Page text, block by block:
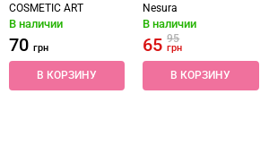
COSMETIC ART
В наличии
70 грн
В КОРЗИНУ
Nesura
В наличии
6595
грн
В КОРЗИНУ